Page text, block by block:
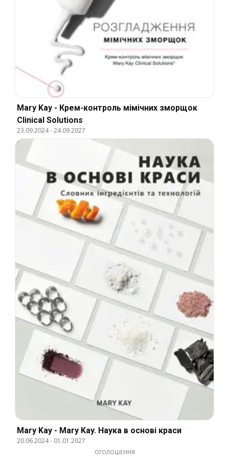
Mary Kay - Крем-контроль мімічних зморщок
Clinical Solutions
23.09.2024-24.09.2027
Mary Kay - Mary Kay. Наука в основі краси
20.06.2024- 01.01.2027
ОГОЛОШЕННЯ